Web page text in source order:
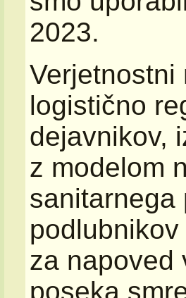
2023.
Verjetnostni
logistično
dejavnikov,
z modelom
sanitarnega
za napoved
poseka